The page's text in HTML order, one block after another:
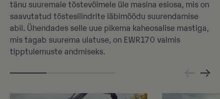
tänu suuremale tõstevõimele üle masina esiosa, mis on
saavutatud tõstesilindrite läbimõõdu suurendamise
abil. Ühendades selle uue pikema kaheosalise mastiga,
mis tagab suurema ulatuse, on EWR170 valmis
tipptulemuste andmiseks.